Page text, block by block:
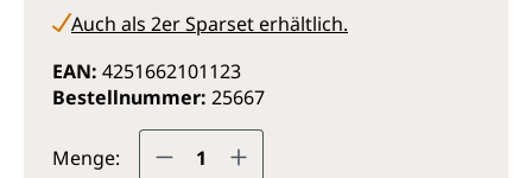
Auch als 2er Sparset erhältlich.
EAN: 4251662101123
Bestellnummer: 25667
Menge: Produkt Anzahl: Gib den